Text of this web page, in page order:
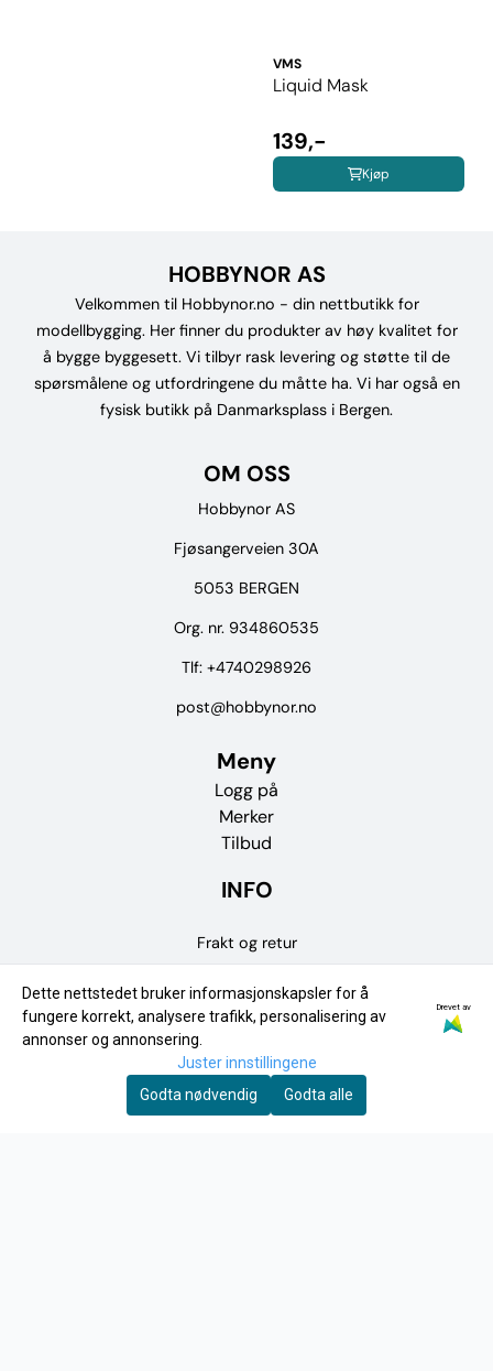
VMS
Liquid Mask
139,-
Kjøp
HOBBYNOR AS
Velkommen til Hobbynor.no - din nettbutikk for
modellbygging. Her finner du produkter av høy kvalitet for
å bygge byggesett. Vi tilbyr rask levering og støtte til de
spørsmålene og utfordringene du måtte ha. Vi har også en
fysisk butikk på Danmarksplass i Bergen.
OM OSS
Hobbynor AS
Fjøsangerveien 30A
5053 BERGEN
Org. nr. 934860535
Tlf: +4740298926
post@hobbynor.no
Meny
Logg på
Merker
Tilbud
INFO
Frakt og retur
Om oss
Kontakt oss
Salgsbetingelser
Dette nettstedet bruker informasjonskapsler for å
fungere korrekt, analysere trafikk, personalisering av
annonser og annonsering.
Drevet av
Juster innstillingene
Godta nødvendig
Godta alle